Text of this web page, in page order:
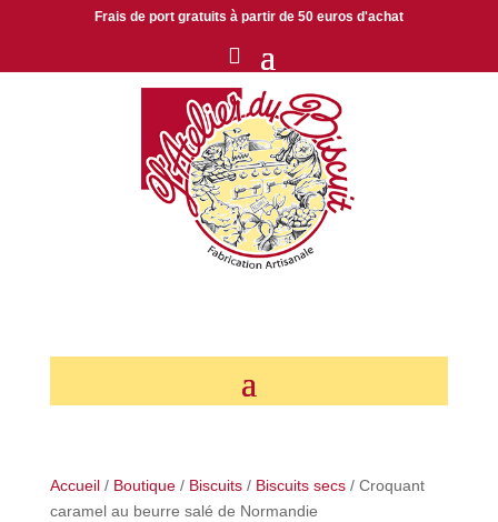
Frais de port gratuits à partir de 50 euros d'achat
Accueil/ Boutique/ Biscuits/ Biscuits secs/ Croquant
caramel au beurre salé de Normandie